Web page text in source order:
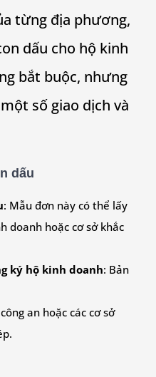
từng địa phương,
dấu cho hộ kinh
bắt buộc, nhưng
số giao dịch và
dấu
: Mẫu đơn này có thể lấy
doanh hoặc cơ sở khắc
ký hộ kinh doanh: Bản
an hoặc các cơ sở